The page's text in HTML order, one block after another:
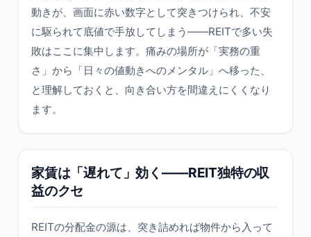
動きが、画面に赤い数字として突きつけられ、不安
に駆られて底値で手放してしまう——REITで多い失
敗はここに集中します。痛みの場所が「実務の重
さ」から「日々の値動きへのメンタル」へ移った、
と理解しておくと、向き合い方を間違えにくくなり
ます。
家賃は「遅れて」効く——REIT独特の収
益のクセ
REITの分配金の源は、突き詰めれば物件から入って